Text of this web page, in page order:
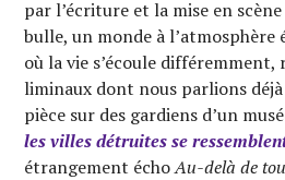
par l’écriture et la mise en scène
bulle, un monde à
où la vie s’écoule différemment,
liminaux dont nous parlions
pièce sur des gardiens d’un
les villes détruites se
étrangement échoAu-delà de